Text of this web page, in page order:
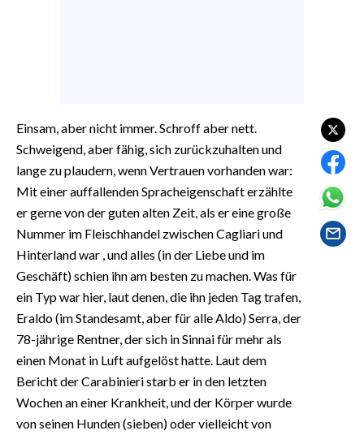
NOTIZIE
EVENTI
#CARAUNIONE
INSULARITÀ
FOTO
VIDEO
ABBONATI
ANNUNCI
NECROLOGI
Einsam, aber nicht immer. Schroff aber nett.
Schweigend, aber fähig, sich zurückzuhalten und
lange zu plaudern, wenn Vertrauen vorhanden war:
Mit einer auffallenden Spracheigenschaft erzählte
er gerne von der guten alten Zeit, als er eine große
Nummer im Fleischhandel zwischen Cagliari und
Hinterland war , und alles (in der Liebe und im
Geschäft) schien ihn am besten zu machen. Was für
ein Typ war hier, laut denen, die ihn jeden Tag trafen,
Eraldo (im Standesamt, aber für alle Aldo) Serra, der
78-jährige Rentner, der sich in Sinnai für mehr als
einen Monat in Luft aufgelöst hatte. Laut dem
Bericht der Carabinieri starb er in den letzten
Wochen an einer Krankheit, und der Körper wurde
von seinen Hunden (sieben) oder vielleicht von